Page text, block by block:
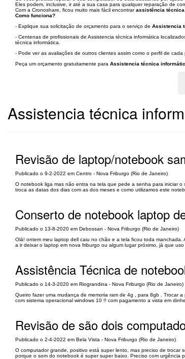
Eles podem, inclusive, ir até a sua casa para qualquer reparação de
Com a Cronoshare, ficou muito mais fácil encontrarassistência técnica
Como funciona?
- Explique sua solicitação de orçamento para o serviço de Assistencia
- Centenas de profissionais de Assistencia técnica informática
técnica informática.
- Pode ver as avaliações de outros clientes assim como o perfil de
Peça um orçamento gratuitamente para Assistencia técnica
Assistencia técnica
Revisão de laptop/notebook
Publicado o 9-2-2022 em Centro - Nova Friburgo (Rio de Janeiro)
O notebook liga mas não entra na tela que pede a senha para iniciar
troca as datas dos dias com as dos meses e como utilizamos este
Conserto de notebook laptop
Publicado o 13-8-2020 em Debossan - Nova Friburgo (Rio de Janeiro)
Olá! ontem meu laptop dell caiu no chão e a tela ficou toda
a ir deixar o laptop em nova friburgo ou algum lugar próximo, já que
Assistência Técnica de
Publicado o 14-3-2020 em Riograndina - Nova Friburgo (Rio de Janeiro)
Queiro fazer uma mudança de memoria ram de 4g , para 8gb . Trocar
com sistema operacional windows 10 !! com pagamento a vista em
Revisão de são dois
Publicado o 2-4-2022 em Bela Vista - Nova Friburgo (Rio de Janeiro)
O computador grande, positivo está super lento, mas preciso de
porque o som do notebook é super super baixo. Preciso com urgência